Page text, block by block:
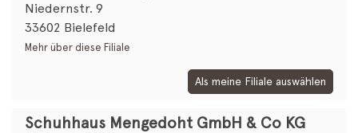
Niedernstr. 9
33602 Bielefeld
Mehr über diese Filiale
Als meine Filiale auswählen
Schuhhaus Mengedoht GmbH & Co KG